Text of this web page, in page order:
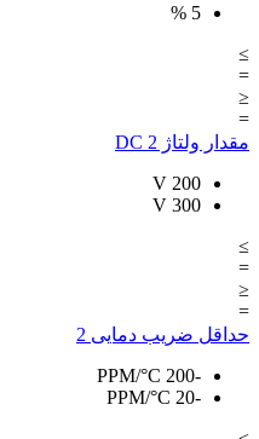
5
%
≥
=
≤
=
مقدار ولتاژ DC 2
200
V
300
V
≥
=
≤
=
حداقل ضریب دمایی 2
-200
PPM/°C
-20
PPM/°C